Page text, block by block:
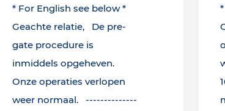
* For English see below *
Geachte relatie, De pre-
gate procedure is
inmiddels opgeheven.
Onze operaties verlopen
weer normaal. --------------